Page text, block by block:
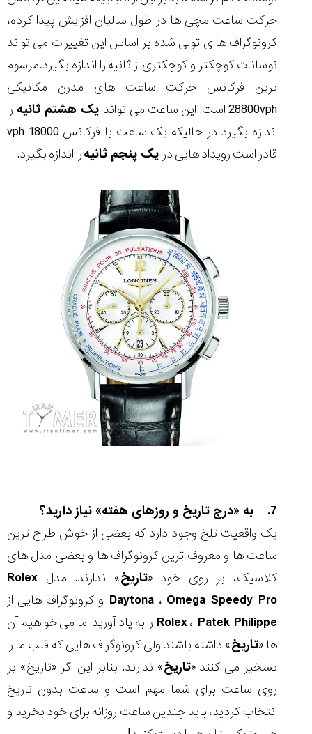
حرکت ساعت مچی ها در طول سالیان افزایش پیدا کرده،
کرونوگراف هاای تولی شده بر اساس این تغییرات می تواند
نوسانات کوچکتر و کوچکتری از ثانیه را اندازه بگیرد.مرسوم
ترین فرکانس حرکت ساعت های مدرن مکانیکی
28800vph است. این ساعت می تواند
یک هشتم ثانیه را
اندازه بگیرد در حالیکه یک ساعت با فرکانس 18000 vph
قادر است رویداد هایی در یک پنجم ثانیهرا اندازه بگیرد.
7. به «درج تاریخ و روزهای هفته» نیاز دارید؟
یک واقعیت تلخ وجود دارد که بعضی از خوش طرح ترین
ساعت ها و معروف ترین کرونوگراف ها و بعضی مدل های
کلاسیک، بر روی خود «تاریخ» ندارند. مدل Rolex
Daytona ، Omega Speedy Pro
و کرونوگراف هایی از
Rolex، Patek Philippe
را به یاد آورید. ما می خواهیم آن
ها «تاریخ» داشته باشند ولی کرونوگراف هایی که قلب ما را
تسخیر می کنند «تاریخ» ندارند. بنابر این اگر «تاریخ» بر
روی ساعت برای شما مهم است و ساعت بدون تاریخ
انتخاب کردید، باید چندین ساعت روزانه برای خود بخرید و